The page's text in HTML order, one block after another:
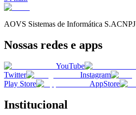
AOVS Sistemas de Informática S.ACNPJ
Nossas redes e apps
YouTube
Twitter
Instagram
Play Store
AppStore
Institucional